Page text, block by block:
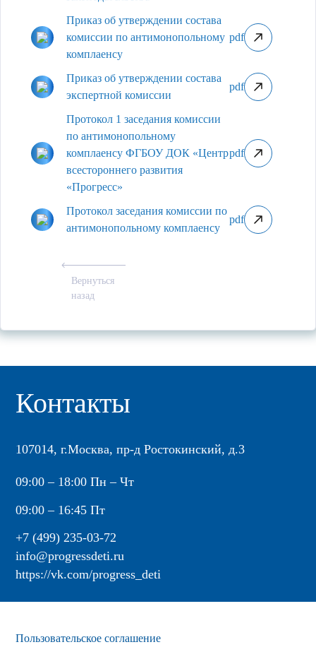
Приказ об утверждении состава
комиссии по антимонопольному
комплаенсу
pdf
Приказ об утверждении состава
экспертной комиссии
pdf
Протокол 1 заседания комиссии
по антимонопольному
комплаенсу ФГБОУ ДОК «Центр
всестороннего развития
«Прогресс»
pdf
Протокол заседания комиссии по
антимонопольному комплаенсу
pdf
Вернуться
назад
Контакты
107014, г.Москва, пр-д Ростокинский, д.3
09:00 – 18:00 Пн – Чт
09:00 – 16:45 Пт
+7 (499) 235-03-72
info@progressdeti.ru
https://vk.com/progress_deti
Пользовательское соглашение